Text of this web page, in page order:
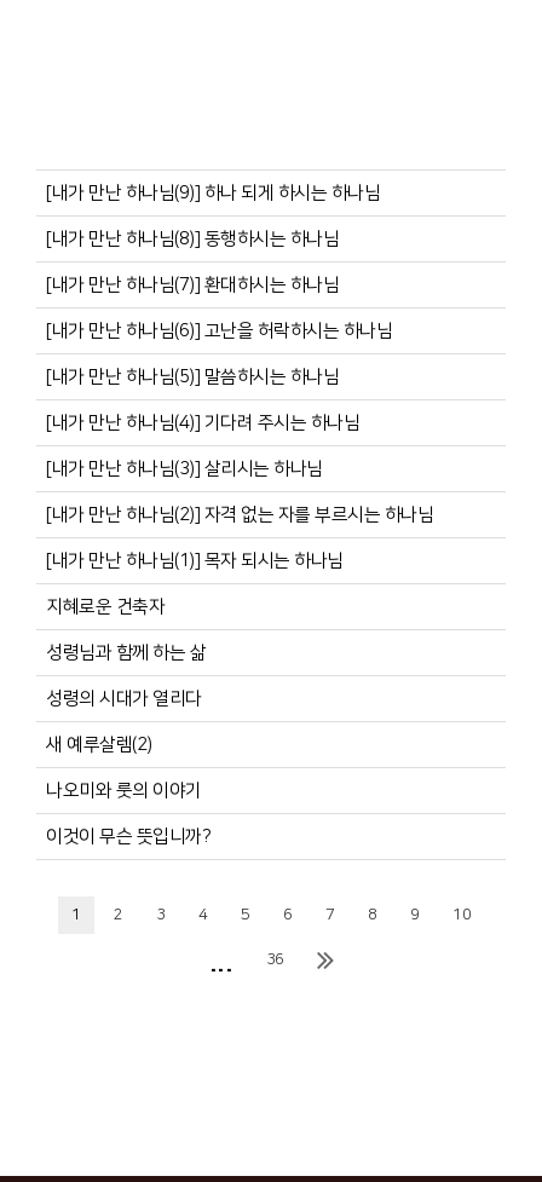
[내가 만난 하나님(9)] 하나 되게 하시는 하나님
[내가 만난 하나님(8)] 동행하시는 하나님
[내가 만난 하나님(7)] 환대하시는 하나님
[내가 만난 하나님(6)] 고난을 허락하시는 하나님
[내가 만난 하나님(5)] 말씀하시는 하나님
[내가 만난 하나님(4)] 기다려 주시는 하나님
[내가 만난 하나님(3)] 살리시는 하나님
[내가 만난 하나님(2)] 자격 없는 자를 부르시는 하나님
[내가 만난 하나님(1)] 목자 되시는 하나님
지혜로운 건축자
성령님과 함께 하는 삶
성령의 시대가 열리다
새 예루살렘(2)
나오미와 룻의 이야기
이것이 무슨 뜻입니까?
1 2 3 4 5 6 7 8 9 10
... 36